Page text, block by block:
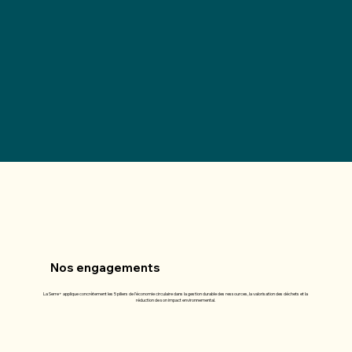
Nos engagements
La Serre+ applique concrètement les 5 piliers de l’économie circulaire dans la gestion durable des ressources, la valorisation des déchets et la
réduction de son impact environnemental.